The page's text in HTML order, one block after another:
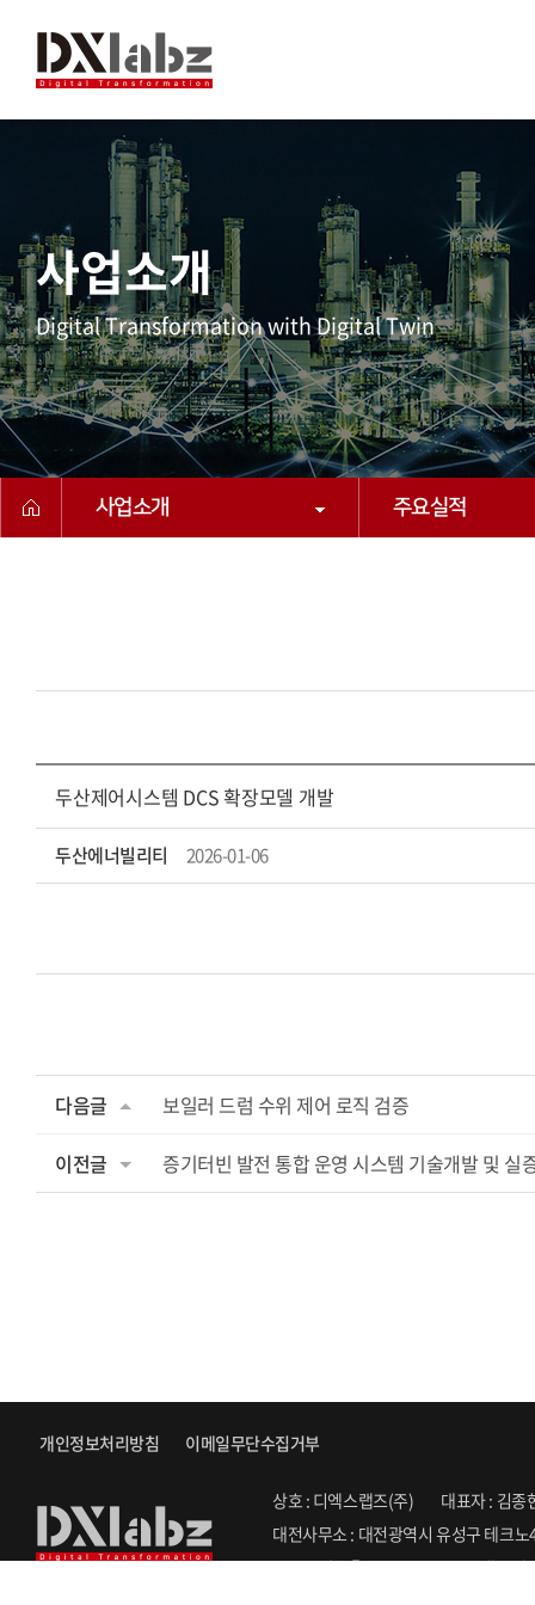
사업소개
Digital Transformation with Digital Twin
사업소개 주요실적
두산제어시스템 DCS 확장모델 개발
두산에너빌리티 2026-01-06
다음글 보일러 드럼 수위 제어 로직 검증
이전글 증기터빈 발전 통합 운영 시스템 기술개발 및 실
개인정보처리방침 이메일무단수집거부
상호 : 디엑스랩즈(주)
대표자 : 김종
대전사무소 : 대전광역시 유성구 테크
Copyright ⓒ 2022. DXLABZ. All